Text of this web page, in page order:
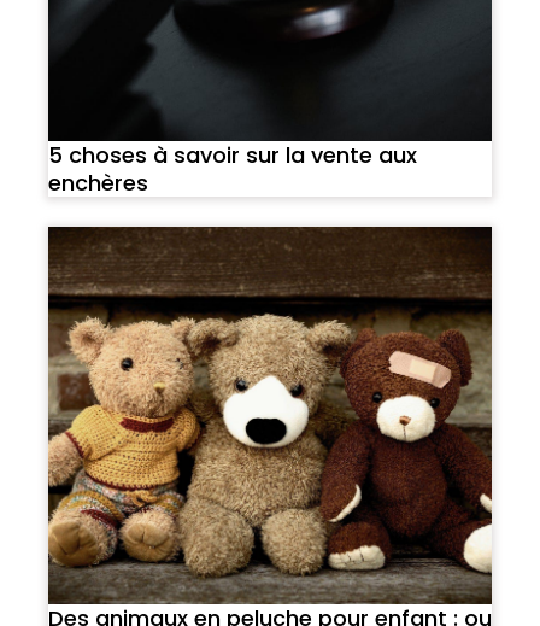
5 choses à savoir sur la vente aux
enchères
Des animaux en peluche pour enfant : ou